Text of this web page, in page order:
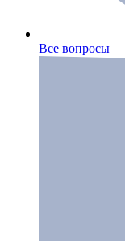
Все вопросы